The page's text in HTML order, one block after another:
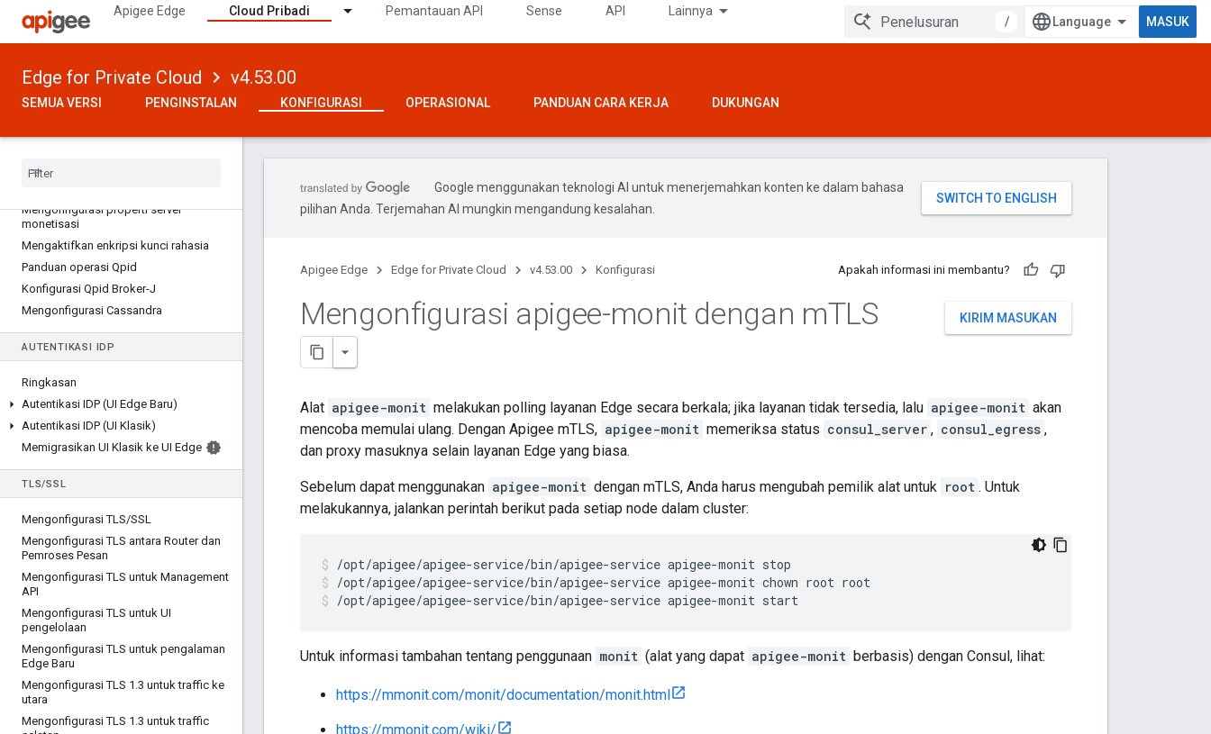
Apigee Edge Cloud Pribadi Pemantauan API Sense API Lainnya
/ MASUK
Edge for Private Cloud v4.53.00
SEMUA VERSI PENGINSTALAN KONFIGURASI OPERASIONAL PANDUAN CARA KERJA DUKUNGAN
Data penting yang perlu diingat dari
proses penginstalan
Mengonfigurasi server Email dan SMTP
Mengonfigurasi logging
Pesan
Mengonfigurasi properti server
monetisasi
Mengaktifkan enkripsi kunci rahasia
Panduan operasi Qpid
Konfigurasi Qpid Broker-J
Mengonfigurasi Cassandra
AUTENTIKASI IDP
Ringkasan
Autentikasi IDP (UI Edge Baru)
Autentikasi IDP (UI Klasik)
Memigrasikan UI Klasik ke UI Edge
TLS/SSL
Mengonfigurasi TLS/SSL
Mengonfigurasi TLS antara Router dan
Pemroses Pesan
Mengonfigurasi TLS untuk Management
API
Mengonfigurasi TLS untuk UI
pengelolaan
Mengonfigurasi TLS untuk pengalaman
Edge Baru
Mengonfigurasi TLS 1 .3 untuk traffic ke
utara
Mengonfigurasi TLS 1 .3 untuk traffic
Google menggunakan teknologi AI untuk menerjemahkan konten ke dalam bahasa
pilihan Anda. Terjemahan AI mungkin mengandung kesalahan.
Apigee Edge Edge for Private Cloud v4.53.00 Konfigurasi Apakah informasi ini membantu?
KIRIM MASUKAN
Mengonfigurasi apigee-monit dengan mTLS
Alat apigee-monit melakukan polling layanan Edge secara berkala; jika layanan tidak tersedia, lalu apigee-monit akan
mencoba memulai ulang. Dengan Apigee mTLS, apigee-monit memeriksa status consul_server , consul_egress ,
dan proxy masuknya selain layanan Edge yang biasa.
Sebelum dapat menggunakan apigee-monit dengan mTLS, Anda harus mengubah pemilik alat untuk root . Untuk
melakukannya, jalankan perintah berikut pada setiap node dalam cluster:
/opt/apigee/apigee-service/bin/apigee-service apigee-monit chown root root
/opt/apigee/apigee-service/bin/apigee-service apigee-monit start
Untuk informasi tambahan tentang penggunaan monit (alat yang dapat apigee-monit berbasis) dengan Consul, lihat:
https://mmonit.com/monit/documentation/monit.html
https://mmonit.com/wiki/